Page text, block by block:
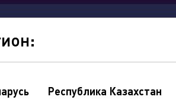
компании
Республика Казахстан